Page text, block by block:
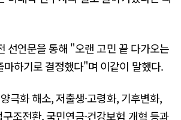
선언문을 통해 "오랜 고민 끝 다가오는
마하기로 결정했다"며 이같이 말했다.
극화 해소, 저출생·고령화, 기후변화,
조전환, 국민연금·건강보험 개혁 등과